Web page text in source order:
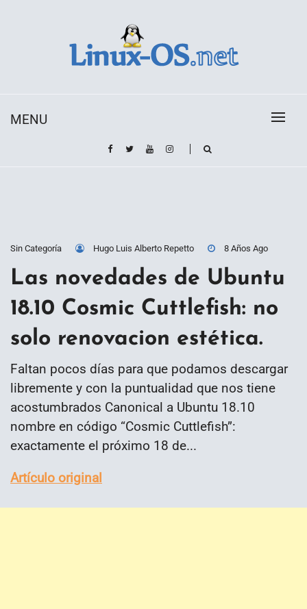
MENU
Sin Categoría Hugo Luis Alberto Repetto 8 Años Ago
Las novedades de Ubuntu
18.10 Cosmic Cuttlefish: no
solo renovacion estética.
Faltan pocos días para que podamos descargar
libremente y con la puntualidad que nos tiene
acostumbrados Canonical a Ubuntu 18.10
nombre en código “Cosmic Cuttlefish”:
exactamente el próximo 18 de...
Artículo original